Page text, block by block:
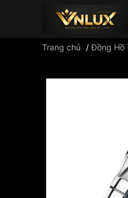
Trang chủ /Đồng Hồ